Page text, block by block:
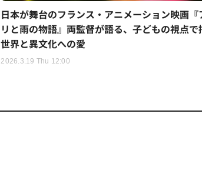
日本が舞台のフランス・アニメーション映画『
リと雨の物語』両監督が語る、子どもの視点で
世界と異文化への愛
2026.3.19 Thu 12:00